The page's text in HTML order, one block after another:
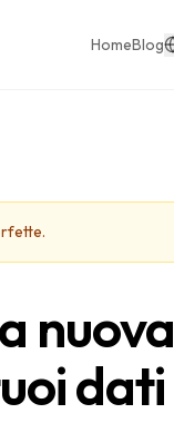
HomeBlog
nuova
dati